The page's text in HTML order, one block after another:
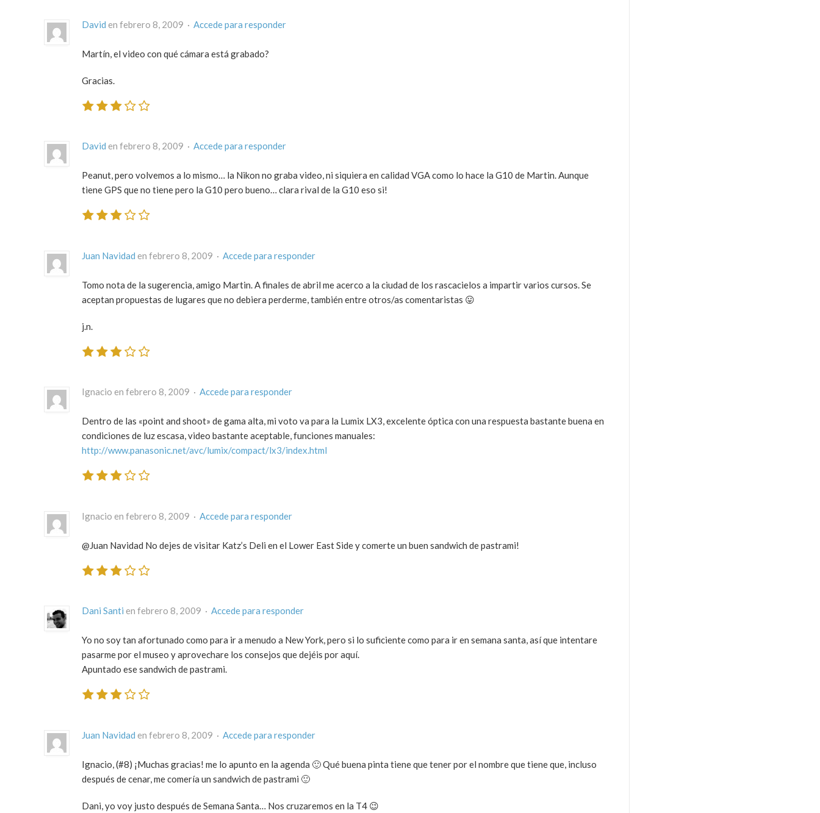
David en febrero 8, 2009 · Accede para responder
Martín, el video con qué cámara está grabado?
Gracias.
David en febrero 8, 2009 · Accede para responder
Peanut, pero volvemos a lo mismo… la Nikon no graba video, ni siquiera en calidad VGA como lo hace la G10 de Martin. Aunque
tiene GPS que no tiene pero la G10 pero bueno… clara rival de la G10 eso si!
Juan Navidad en febrero 8, 2009 · Accede para responder
Tomo nota de la sugerencia, amigo Martin. A finales de abril me acerco a la ciudad de los rascacielos a impartir varios cursos. Se
aceptan propuestas de lugares que no debiera perderme, también entre otros/as comentaristas 😛
j.n.
Ignacio en febrero 8, 2009 · Accede para responder
Dentro de las «point and shoot» de gama alta, mi voto va para la Lumix LX3, excelente óptica con una respuesta bastante buena en
condiciones de luz escasa, video bastante aceptable, funciones manuales:
http://www.panasonic.net/avc/lumix/compact/lx3/index.html
Ignacio en febrero 8, 2009 · Accede para responder
@Juan Navidad No dejes de visitar Katz’s Deli en el Lower East Side y comerte un buen sandwich de pastrami!
Dani Santi en febrero 8, 2009 · Accede para responder
Yo no soy tan afortunado como para ir a menudo a New York, pero si lo suficiente como para ir en semana santa, así que intentare
pasarme por el museo y aprovechare los consejos que dejéis por aquí.
Apuntado ese sandwich de pastrami.
Juan Navidad en febrero 8, 2009 · Accede para responder
Ignacio, (#8) ¡Muchas gracias! me lo apunto en la agenda 🙂 Qué buena pinta tiene que tener por el nombre que tiene que, incluso
después de cenar, me comería un sandwich de pastrami 🙂
Dani, yo voy justo después de Semana Santa… Nos cruzaremos en la T4 😉